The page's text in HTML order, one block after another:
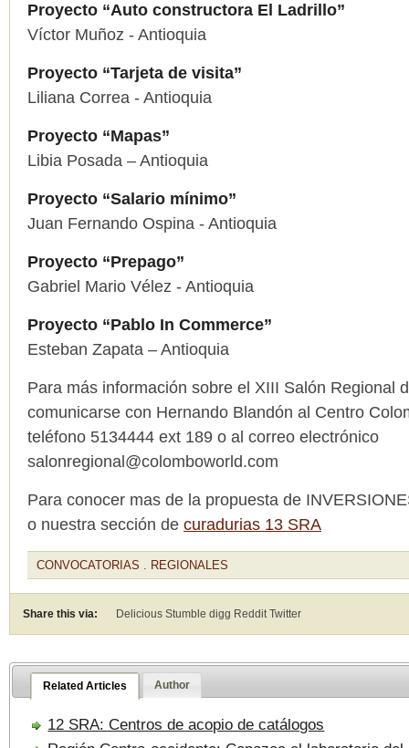
Proyecto “Auto constructora El Ladrillo”
Víctor Muñoz - Antioquia
Proyecto “Tarjeta de visita”
Liliana Correa - Antioquia
Proyecto “Mapas”
Libia Posada – Antioquia
Proyecto “Salario mínimo”
Juan Fernando Ospina - Antioquia
Proyecto “Prepago”
Gabriel Mario Vélez - Antioquia
Proyecto “Pablo In Commerce”
Esteban Zapata – Antioquia
Para más información sobre el XIII Salón Regional
comunicarse con Hernando Blandón al Centro
teléfono 5134444 ext 189 o al correo electrónico
salonregional@colomboworld.com
Para conocer mas de la propuesta de
o nuestra sección de curadurias 13 SRA
CONVOCATORIAS . REGIONALES
Share this via: Delicious Stumble digg RedditTwitter
Related Articles Author
12 SRA: Centros de acopio de catálogos